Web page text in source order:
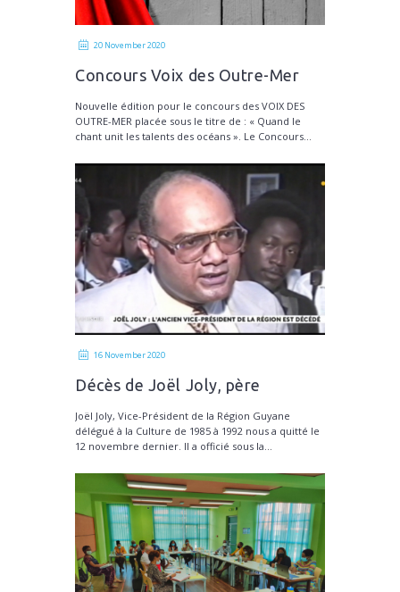
20 November 2020
Concours Voix des Outre-Mer
Nouvelle édition pour le concours des VOIX DES
OUTRE-MER placée sous le titre de : « Quand le
chant unit les talents des océans ». Le Concours...
16 November 2020
Décès de Joël Joly, père
Joël Joly, Vice-Président de la Région Guyane
délégué à la Culture de 1985 à 1992 nous a quitté le
12 novembre dernier. Il a officié sous la...